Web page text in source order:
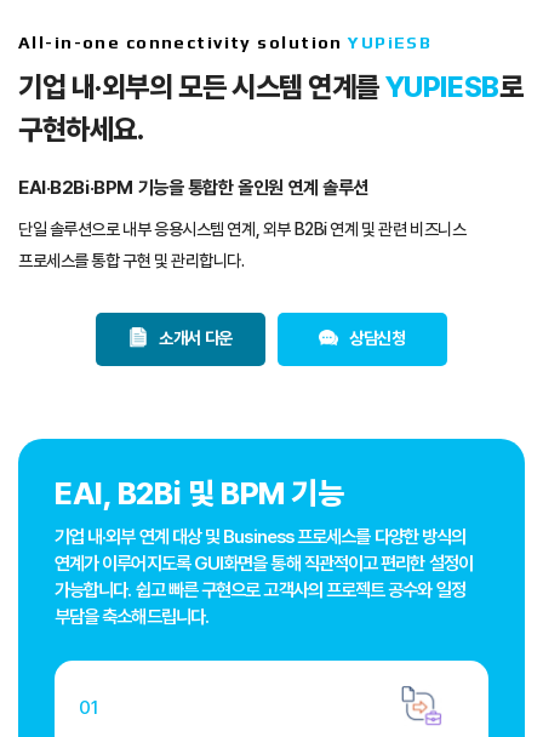
All-in-one connectivity solutionYUPiESB
기업 내·외부의 모든 시스템 연계를YUPIESB로
구현하세요.
EAI·B2Bi·BPM 기능을 통합한 올인원 연계 솔루션
단일 솔루션으로 내부 응용시스템 연계, 외부 B2Bi 연계 및 관련 비즈니스
프로세스를 통합 구현 및 관리합니다.
소개서 다운 상담신청
EAI, B2Bi 및 BPM 기능
기업 내·외부 연계 대상 및 Business 프로세스를 다양한 방식의
연계가 이루어지도록 GUI화면을 통해 직관적이고편리한 설정이
가능합니다. 쉽고 빠른 구현으로 고객사의 프로젝트 공수와 일정
부담을 축소해드립니다.
01